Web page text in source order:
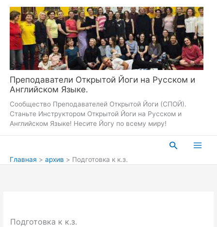
содержимому
Преподаватели Открытой Йоги на Русском и
Английском Языке.
Сообщество Преподавателей Открытой Йоги (СПОЙ).
Станьте Инструктором Открытой Йоги на Русском и
Английском Языке! Несите Йогу по всему миру!
Поиск
Главная архив Подготовка к к.з.
Подготовка к к.з.